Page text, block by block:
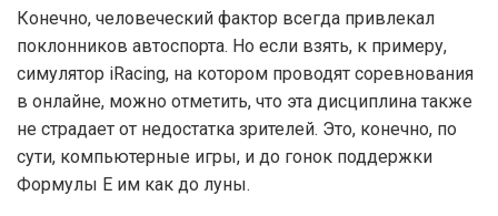
Конечно, человеческий фактор всегда привлекал
поклонников автоспорта. Но если взять, к примеру,
симулятор iRacing, на котором проводят соревнования
в онлайне, можно отметить, что эта дисциплина также
не страдает от недостатка зрителей. Это, конечно, по
сути, компьютерные игры, и до гонок поддержки
Формулы Е им как до луны.